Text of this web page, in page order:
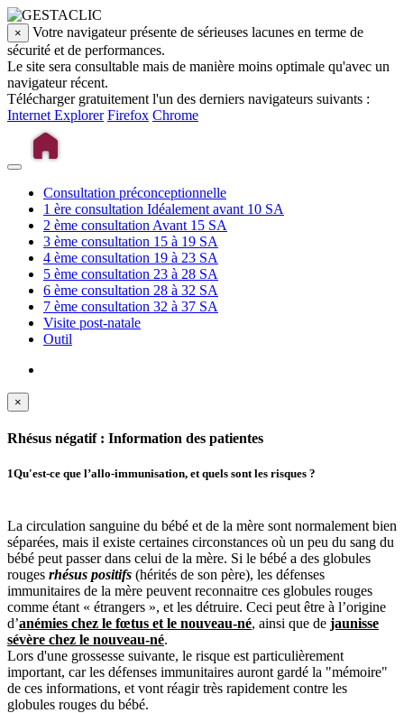
×
Votre navigateur présente de sérieuses lacunes en terme de
sécurité et de performances.
Le site sera consultable mais de manière moins optimale qu'avec un
navigateur récent.
Télécharger gratuitement l'un des derniers navigateurs suivants :
Internet Explorer Firefox Chrome
Consultation préconceptionnelle
1 ère consultation Idéalement avant 10 SA
2 ème consultation Avant 15 SA
3 ème consultation 15 à 19 SA
4 ème consultation 19 à 23 SA
5 ème consultation 23 à 28 SA
6 ème consultation 28 à 32 SA
7 ème consultation 32 à 37 SA
Visite post-natale
Outil
×
Rhésus négatif : Information des patientes
1Qu'est-ce que l’allo-immunisation, et quels sont les risques ?
La circulation sanguine du bébé et de la mère sont normalement bien
séparées, mais il existe certaines circonstances où un peu du sang du
bébé peut passer dans celui de la mère. Si le bébé a des globules
rouges rhésus positifs (hérités de son père), les défenses
immunitaires de la mère peuvent reconnaitre ces globules rouges
comme étant « étrangers », et les détruire. Ceci peut être à l’origine
d’anémies chez le fœtus et le nouveau-né, ainsi que de jaunisse
sévère chez le nouveau-né.
Lors d'une grossesse suivante, le risque est particulièrement
important, car les défenses immunitaires auront gardé la "mémoire"
de ces informations, et vont réagir très rapidement contre les
globules rouges du bébé.